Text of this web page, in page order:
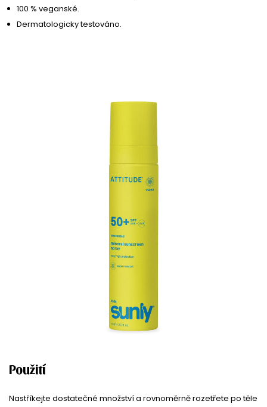
100 % veganské.
Dermatologicky testováno.
Použití
Nastříkejte dostatečné množství a rovnoměrně rozetřete po těle